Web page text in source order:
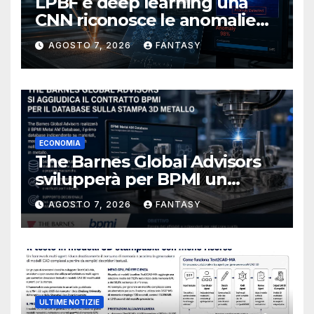
CNN riconosce le anomalie
del bagno di fusione
AGOSTO 7, 2026 FANTASY
ECONOMIA
The Barnes Global Advisors
svilupperà per BPMI un
database per la stampa 3D
metallica destinata alla filiera
navale statunitense
AGOSTO 7, 2026 FANTASY
ULTIME NOTIZIE